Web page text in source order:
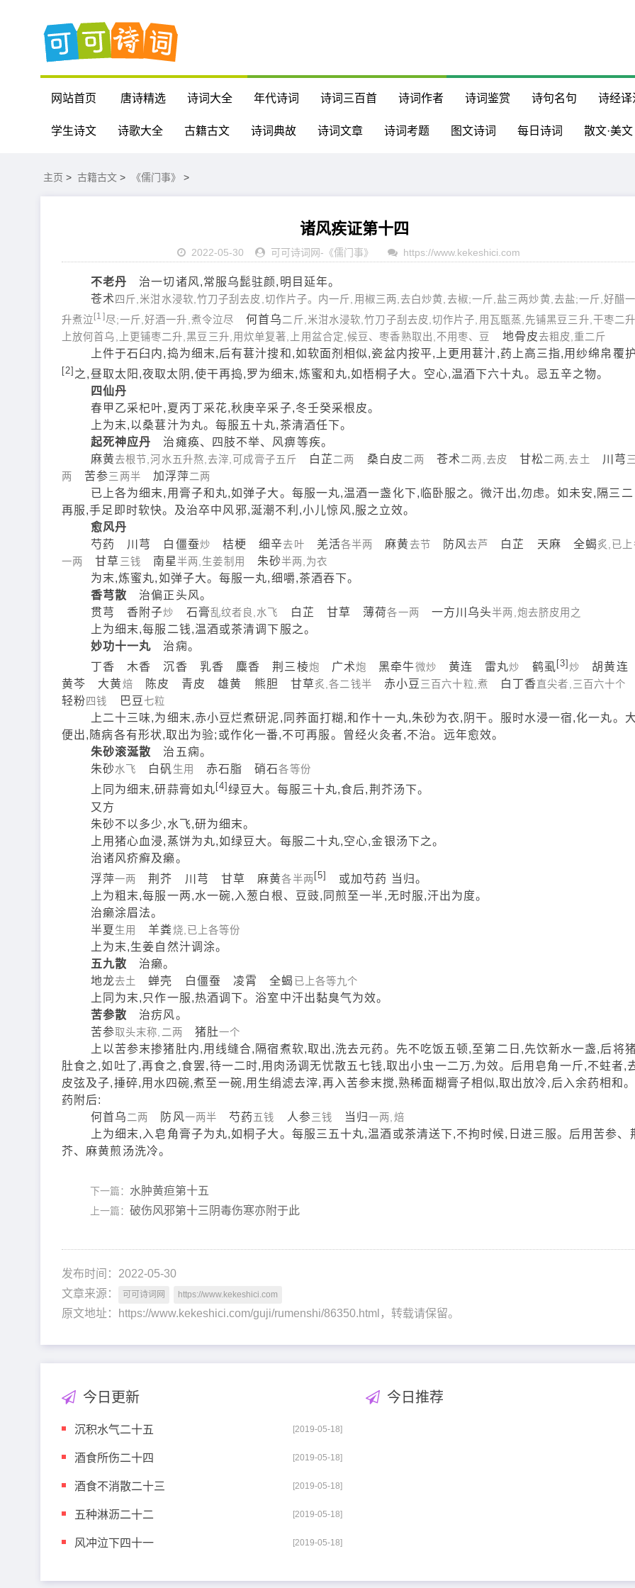
网站首页 唐诗精选 诗词大全 年代诗词 诗词三百首 诗词作者 诗词鉴赏 诗句名句 诗经译
学生诗文 诗歌大全 古籍古文 诗词典故 诗词文章 诗词考题 图文诗词 每日诗词 散文·美文
主页 > 古籍古文 > 《儒门事》 >
诸风疾证第十四
2022-05-30 可可诗词网- 《儒门事》 https://www.kekeshici.com
不老丹 治一切诸风,常服乌髭驻颜,明目延年。
苍术四斤,米泔水浸软,竹刀子刮去皮,切作片子。内一斤,用椒三两,去白炒黄,去椒;一斤,盐三两炒黄,去盐;一斤,好醋一
升煮泣 [1]尽;一斤,好酒一升,煮令泣尽 何首乌 二斤,米泔水浸软,竹刀子刮去皮,切作片子,用瓦甑蒸,先铺黑豆三升,干枣二升,
上放何首乌,上更铺枣二升,黑豆三升,用炊单复著,上用盆合定,候豆、枣香熟取出,不用枣、豆
地骨皮去粗皮,重二斤
上件于石臼内,捣为细末,后有葚汁搜和,如软面剂相似,瓷盆内按平,上更用葚汁,药上高三指,用纱绵帛覆护
[2] 之,昼取太阳,夜取太阴,使干再捣,罗为细末,炼蜜和丸,如梧桐子大。空心,温酒下六十丸。忌五辛之物。
四仙丹
春甲乙采杞叶,夏丙丁采花,秋庚辛采子,冬壬癸采根皮。
上为末,以桑葚汁为丸。每服五十丸,茶清酒任下。
起死神应丹 治瘫痪、四肢不举、风痹等疾。
麻黄去根节,河水五升熬,去滓,可成膏子五斤 白芷 二两 桑白皮 二两 苍术二两,去皮 甘松 二两,去土 川芎三
两
苦参三两半 加浮萍二两
已上各为细末,用膏子和丸,如弹子大。每服一丸,温酒一盏化下,临卧服之。微汗出,勿虑。如未安,隔三二
再服,手足即时软快。及治卒中风邪,涎潮不利,小儿惊风,服之立效。
愈风丹
芍药 川芎 白僵蚕炒 桔梗 细辛去叶 羌活各半两 麻黄去节 防风去芦 白芷 天麻 全蝎炙,已上
一两
甘草三钱 南星半两,生姜制用 朱砂半两,为衣
为末,炼蜜丸,如弹子大。每服一丸,细嚼,茶酒吞下。
香芎散 治偏正头风。
贯芎 香附子炒 石膏乱纹者良,水飞 白芷 甘草 薄荷各一两 一方川乌头半两,炮去脐皮用之
上为细末,每服二钱,温酒或茶清调下服之。
妙功十一丸 治痫。
丁香 木香 沉香 乳香 麋香 荆三棱炮 广术炮 黑牵牛微炒 黄连 雷丸炒 鹤虱 [3]炒
胡黄连
黄芩 大黄焙 陈皮 青皮 雄黄 熊胆 甘草炙,各二钱半 赤小豆 三百六十粒,煮 白丁香直尖者,三百六十个
轻粉四钱 巴豆 七粒
上二十三味,为细末,赤小豆烂煮研泥,同荞面打糊,和作十一丸,朱砂为衣,阴干。服时水浸一宿,化一丸。大
便出,随病各有形状,取出为验;或作化一番,不可再服。曾经火灸者,不治。远年愈效。
朱砂滚涎散 治五痫。
朱砂水飞 白矾生用 赤石脂 硝石各等份
上同为细末,研蒜膏如丸 [4]绿豆大。每服三十丸,食后,荆芥汤下。
又方
朱砂不以多少,水飞,研为细末。
上用猪心血浸,蒸饼为丸,如绿豆大。每服二十丸,空心,金银汤下之。
治诸风疥癣及癞。
浮萍一两 荆芥 川芎 甘草 麻黄各半两 [5]
或加芍药 当归。
上为粗末,每服一两,水一碗,入葱白根、豆豉,同煎至一半,无时服,汗出为度。
治癞涂眉法。
半夏 生用 羊粪烧,已上各等份
上为末,生姜自然汁调涂。
五九散 治癞。
地龙去土 蝉壳 白僵蚕 凌霄 全蝎 已上各等九个
上同为末,只作一服,热酒调下。浴室中汗出黏臭气为效。
苦参散 治疠风。
苦参取头末称,二两 猪肚一个
上以苦参末掺猪肚内,用线缝合,隔宿煮软,取出,洗去元药。先不吃饭五顿,至第二日,先饮新水一盏,后将
肚食之,如吐了,再食之,食罢,待一二时,用肉汤调无忧散五七钱,取出小虫一二万,为效。后用皂角一斤,不蛀者,
皮弦及子,捶碎,用水四碗,煮至一碗,用生绢滤去滓,再入苦参末搅,熟稀面糊膏子相似,取出放冷,后入余药相和。
药附后:
何首乌 二两 防风一两半 芍药五钱 人参三钱 当归一两,焙
上为细末,入皂角膏子为丸,如桐子大。每服三五十丸,温酒或茶清送下,不拘时候,日进三服。后用苦参、
芥、麻黄煎汤洗冷。
下一篇： 水肿黄疸第十五
上一篇： 破伤风邪第十三阴毒伤寒亦附于此
发布时间：2022-05-30
文章来源：
可可诗词网 https://www.kekeshici.com
原文地址：https://www.kekeshici.com/guji/rumenshi/86350.html，转载请保留。
今日更新
沉积水气二十五 [2019-05-18]
酒食所伤二十四 [2019-05-18]
酒食不消散二十三 [2019-05-18]
五种淋沥二十二 [2019-05-18]
风冲泣下四十一 [2019-05-18]
今日推荐